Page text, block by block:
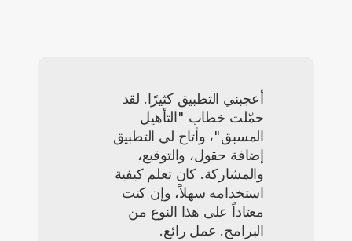
أعجبني التطبيق كثيرًا. لقد
حمّلت خطاب "التأهيل
المسبق"، وأتاح لي التطبيق
إضافة حقول، والتوقيع،
والمشاركة. كان تعلم كيفية
استخدامه سهلاً، وإن كنت
معتاداً على هذا النوع من
البرامج. عمل رائع.